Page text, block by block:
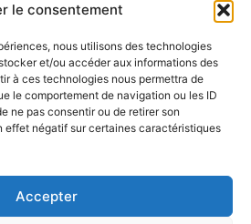
le consentement
nous utilisons des technologies
et/ou accéder aux informations des
à ces technologies nous permettra de
le comportement de navigation ou les ID
ne pas consentir ou de retirer son
effet négatif sur certaines caractéristiques
Accepter
adoré au Nuits Botanique